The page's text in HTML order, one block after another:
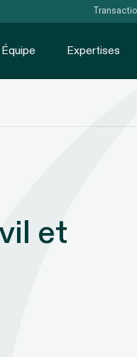
Équipe Expertises
et